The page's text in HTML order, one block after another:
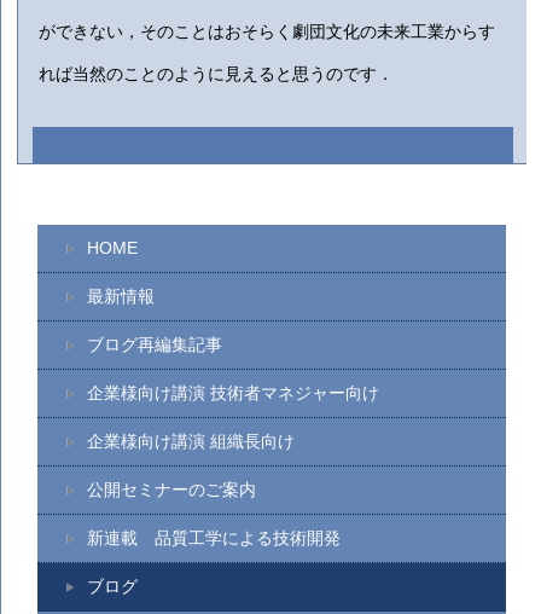
ができない，そのことはおそらく劇団文化の未来工業からす
れば当然のことのように見えると思うのです．
HOME
最新情報
ブログ再編集記事
企業様向け講演 技術者マネジャー向け
企業様向け講演 組織長向け
公開セミナーのご案内
新連載 品質工学による技術開発
ブログ